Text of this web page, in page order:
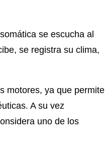
se escucha al
se registra su clima,
motores, ya que permite
A su vez
uno de los